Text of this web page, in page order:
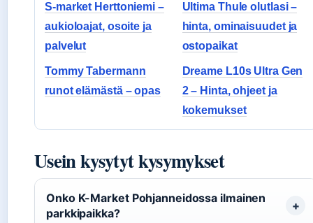
S-market Herttoniemi –
aukioloajat, osoite ja
palvelut
Ultima Thule olutlasi –
hinta, ominaisuudet ja
ostopaikat
Tommy Tabermann
runot elämästä – opas
Dreame L10s Ultra Gen
2 – Hinta, ohjeet ja
kokemukset
Usein kysytyt kysymykset
Onko K-Market Pohjanneidossa ilmainen
parkkipaikka?